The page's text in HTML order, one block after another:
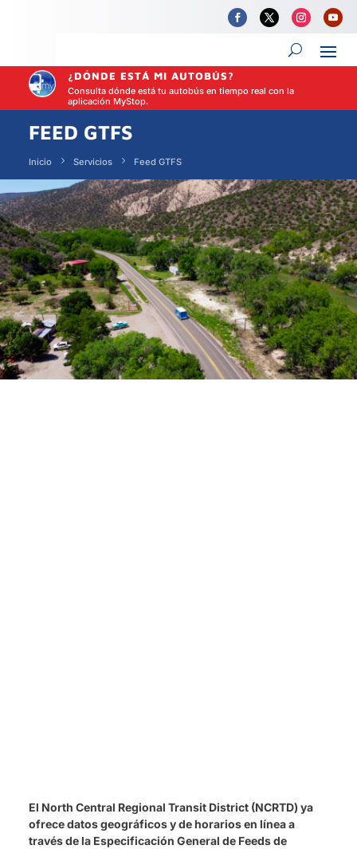
¿DÓNDE ESTÁ MI AUTOBÚS?
Consulta dónde está tu autobús en tiempo real con la
aplicación MyStop.
FEED GTFS
Inicio Servicios Feed GTFS
El North Central Regional Transit District (NCRTD) ya
ofrece datos geográficos y de horarios en línea a
través de la Especificación General de Feeds de